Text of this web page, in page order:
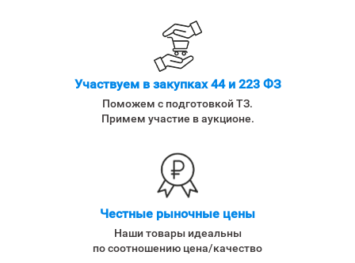
Участвуем в закупках 44 и 223 ФЗ
Поможем с подготовкой ТЗ.
Примем участие в аукционе.
Честные рыночные цены
Наши товары идеальны
по соотношению цена/качество